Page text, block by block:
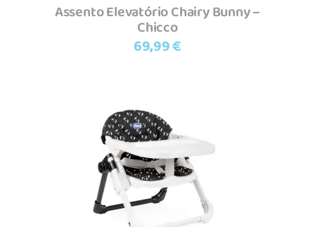
Assento Elevatório Chairy Bunny –
Chicco
69,99€
Adicionar